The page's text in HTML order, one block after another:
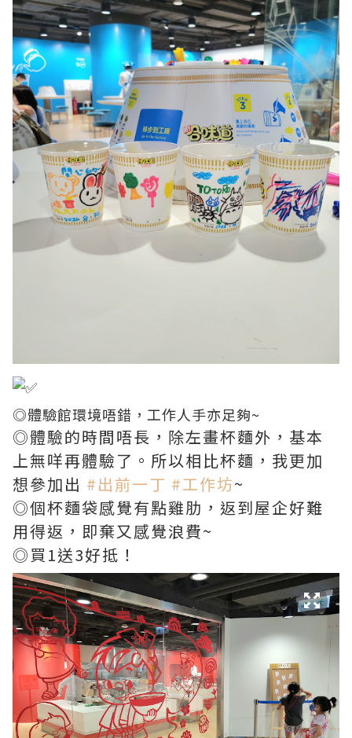
◎體驗館環境唔錯，工作人手亦足夠~
◎體驗的時間唔長，除左畫杯麵外，基本
上無咩再體驗了。所以相比杯麵，我更加
想參加出 #出前一丁 #工作坊~
◎個杯麵袋感覺有點雞肋，返到屋企好難
用得返，即棄又感覺浪費~
◎買1送3好抵！